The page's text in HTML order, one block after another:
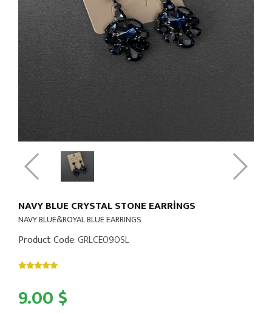
NAVY BLUE CRYSTAL STONE EARRINGS
NAVY BLUE&ROYAL BLUE EARRINGS
Product Code: GRLCE090SL
9.00 $